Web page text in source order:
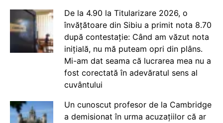
De la 4.90 la Titularizare 2026, o
învățătoare din Sibiu a primit nota 8.70
după contestație: Când am văzut nota
inițială, nu mă puteam opri din plâns.
Mi-am dat seama că lucrarea mea nu a
fost corectată în adevăratul sens al
cuvântului
Un cunoscut profesor de la Cambridge
a demisionat în urma acuzațiilor că ar